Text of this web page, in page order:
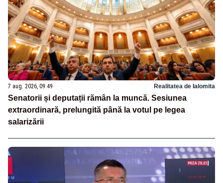
7 aug. 2026, 09:49 Realitatea de Ialomita
Senatorii și deputații rămân la muncă. Sesiunea
extraordinară, prelungită până la votul pe legea
salarizării